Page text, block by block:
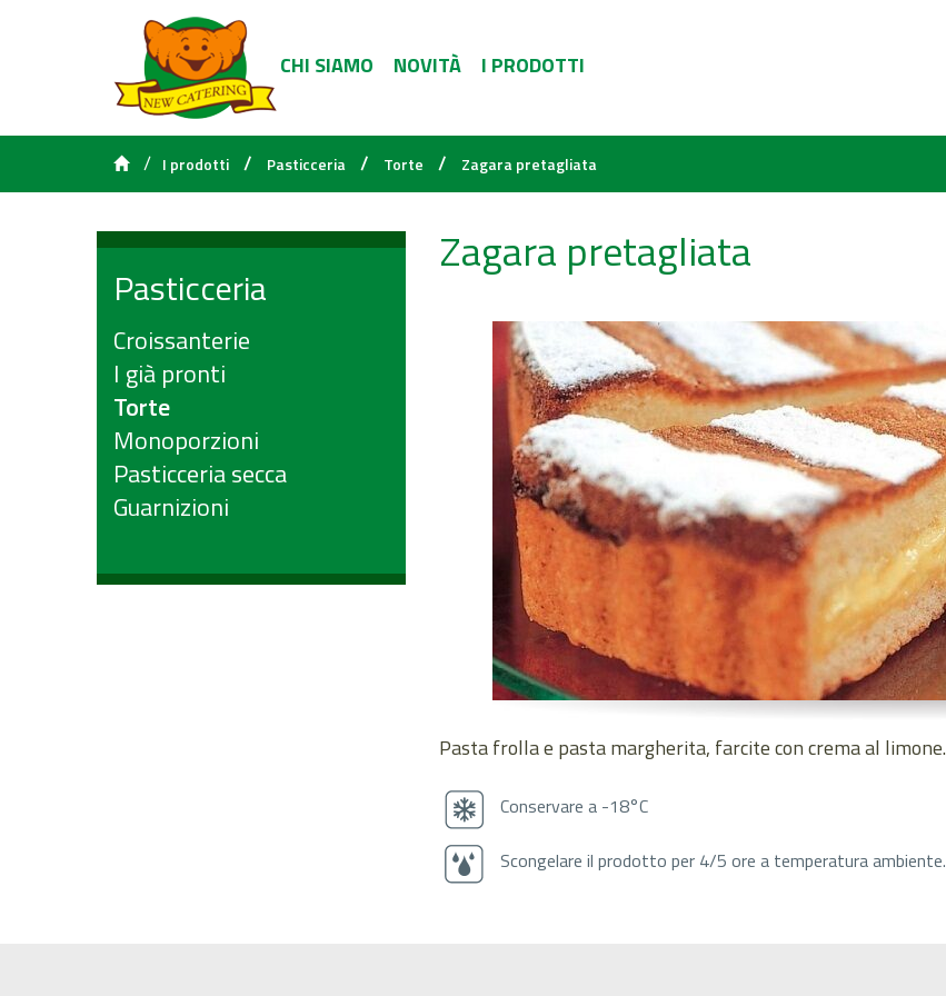
CHI SIAMO NOVITÀ I PRODOTTI
/ I prodotti / Pasticceria / Torte / Zagara pretagliata
Pasticceria
Croissanterie
I già pronti
Torte
Monoporzioni
Pasticceria secca
Guarnizioni
Zagara pretagliata
Pasta frolla e pasta margherita, farcite con crema al limone.
Conservare a -18°C
Scongelare il prodotto per 4/5 ore a temperatura ambiente.